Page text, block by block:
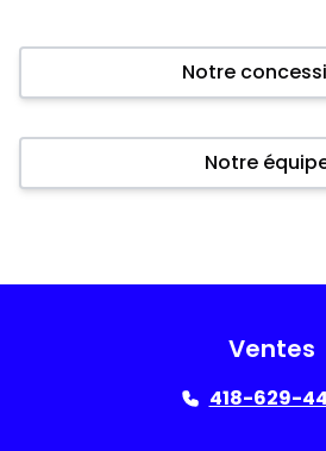
Notre
Notre
Ventes
418-629-